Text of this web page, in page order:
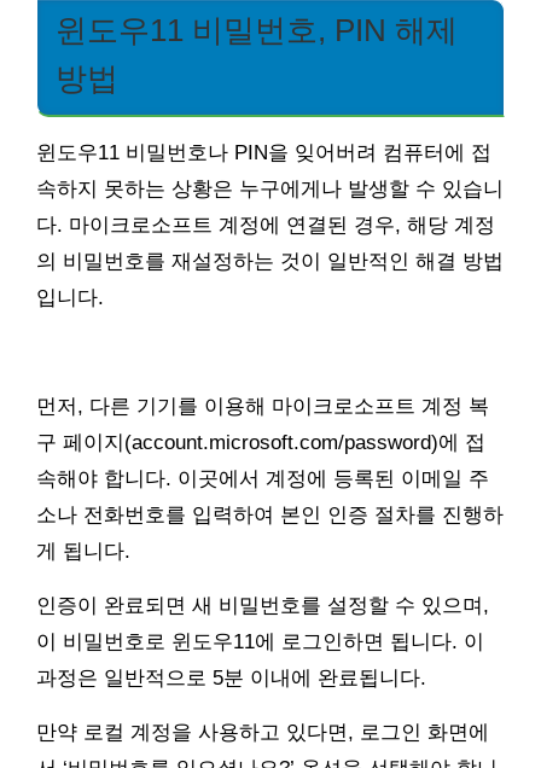
윈도우11 비밀번호, PIN 해제
방법
윈도우11 비밀번호나 PIN을 잊어버려 컴퓨터에 접
속하지 못하는 상황은 누구에게나 발생할 수 있습니
다. 마이크로소프트 계정에 연결된 경우, 해당 계정
의 비밀번호를 재설정하는 것이 일반적인 해결 방법
입니다.
먼저, 다른 기기를 이용해 마이크로소프트 계정 복
구 페이지(account.microsoft.com/password)에 접
속해야 합니다. 이곳에서 계정에 등록된 이메일 주
소나 전화번호를 입력하여 본인 인증 절차를 진행하
게 됩니다.
인증이 완료되면 새 비밀번호를 설정할 수 있으며,
이 비밀번호로 윈도우11에 로그인하면 됩니다. 이
과정은 일반적으로 5분 이내에 완료됩니다.
만약 로컬 계정을 사용하고 있다면, 로그인 화면에